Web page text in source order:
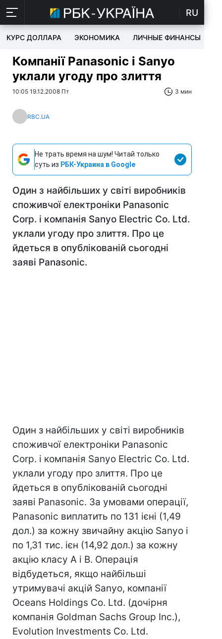
RU
КУРС ДОЛЛАРА ЭКОНОМИКА ЛИЧНЫЕ ФИНАНСЫ
Компанії Panasonic і Sanyo
уклали угоду про злиття
10:05 19.12.2008 Пт 3 мин
RBC.UA
Не трать время на шум! Читай только
суть из РБК-Украина в Google
Один з найбільших у світі виробників
споживчої електроніки Panasonic
Corp. і компанія Sanyo Electric Co. Ltd.
уклали угоду про злиття. Про це
йдеться в опублікованій сьогодні
заяві Panasonic.
Один з найбільших у світі виробників
споживчої електроніки Panasonic
Corp. і компанія Sanyo Electric Co. Ltd.
уклали угоду про злиття. Про це
йдеться в опублікованій сьогодні
заяві Panasonic. За умовами операції,
Panasonic виплатить по 131 ієні (1,49
дол.) за кожну звичайну акцію Sanyo і
по 1,31 тис. ієн (14,92 дол.) за кожну
акцію класу А і В. Операція
відбудеться, якщо найбільші
утримувачі акцій Sanyo, компанії
Oceans Holdings Co. Ltd. (дочірня
компанія Goldman Sachs Group Inc.),
Evolution Investments Co. Ltd.